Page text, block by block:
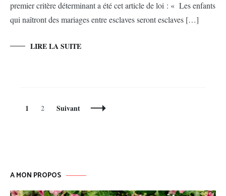
premier critère déterminant a été cet article de loi : « Les enfants
qui naîtront des mariages entre esclaves seront esclaves […]
LIRE LA SUITE
Navigation
Page
1 Page
2 Suivant
A MON PROPOS